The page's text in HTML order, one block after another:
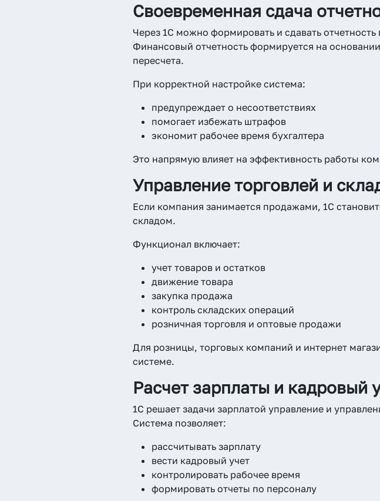
Своевременная сдача
Через 1С можно формировать и сдавать
Финансовый отчетность формируется на
пересчета.
При корректной настройке система:
предупреждает о несоответствиях
помогает избежать штрафов
экономит рабочее время бухгалтера
Это напрямую влияет на эффективность работы
Управление торговлей и
Если компания занимается продажами, 1С
складом.
Функционал включает:
учет товаров и остатков
движение товара
закупка продажа
контроль складских операций
розничная торговля и оптовые продажи
Для розницы, торговых компаний и интернет
системе.
Расчет зарплаты и кадровый
1С решает задачи зарплатой управление и
Система позволяет:
рассчитывать зарплату
вести кадровый учет
контролировать рабочее время
формировать отчеты по персоналу